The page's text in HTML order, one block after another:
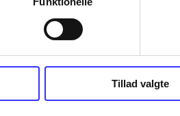
Tillad valgte